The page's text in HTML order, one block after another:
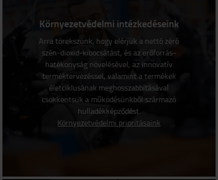
Környezetvédelmi intézkedéseink
Arra törekszünk, hogy elérjük a nettó zéró
szén-dioxid-kibocsátást, és az erőforrás-
hatékonyság növelésével, az innovatív
terméktervezéssel, valamint a termékek
életciklusának meghosszabbításával
csökkentsük a működésünkből származó
hulladékképződést.
Környezetvédelmi prioritásaink